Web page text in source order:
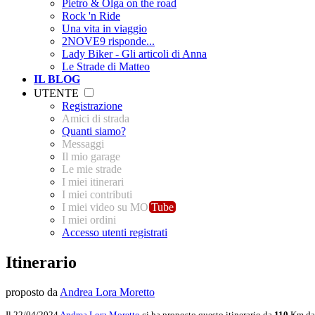
Pietro & Olga on the road
Rock 'n Ride
Una vita in viaggio
2NOVE9 risponde...
Lady Biker - Gli articoli di Anna
Le Strade di Matteo
IL BLOG
UTENTE
Registrazione
Amici di strada
Quanti siamo?
Messaggi
Il mio garage
Le mie strade
I miei itinerari
I miei contributi
I miei video su MO Tube
I miei ordini
Accesso utenti registrati
Itinerario
proposto da Andrea Lora Moretto